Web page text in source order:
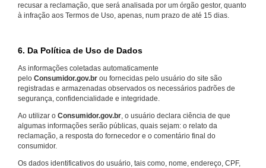
recusar a reclamação, que será analisada por um órgão gestor, quanto
à infração aos Termos de Uso, apenas, num prazo de até 15 dias.
6. Da Política de Uso de Dados
As informações coletadas automaticamente
pelo Consumidor.gov.br ou fornecidas pelo usuário do site são
registradas e armazenadas observados os necessários padrões de
segurança, confidencialidade e integridade.
Ao utilizar o Consumidor.gov.br , o usuário declara ciência de que
algumas informações serão públicas, quais sejam: o relato da
reclamação, a resposta do fornecedor e o comentário final do
consumidor.
Os dados identificativos do usuário, tais como, nome, endereço, CPF,